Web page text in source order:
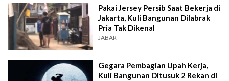
Pakai Jersey Persib Saat Bekerja di
Jakarta, Kuli Bangunan Dilabrak
Pria Tak Dikenal
JABAR
Gegara Pembagian Upah Kerja,
Kuli Bangunan Ditusuk 2 Rekan di